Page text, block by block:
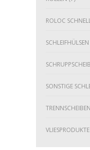
ROLOC
SCHLEIFHÜLSEN
SONSTIGE
TRENNSCHEIBEN
VLIESPRODUKTE